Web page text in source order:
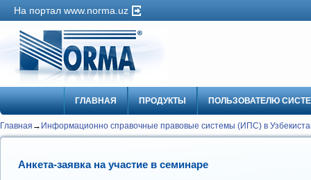
На портал www.norma.uz
ГЛАВНАЯ ПРОДУКТЫ ПОЛЬЗОВАТЕЛЮ
Главная → Информационно справочные правовые системы (ИПС) в
Анкета-заявка на участие в семинаре